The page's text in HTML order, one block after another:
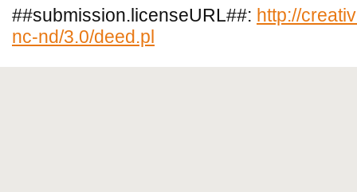
##submission.licenseURL##: http://
nc-nd/3.0/deed.pl